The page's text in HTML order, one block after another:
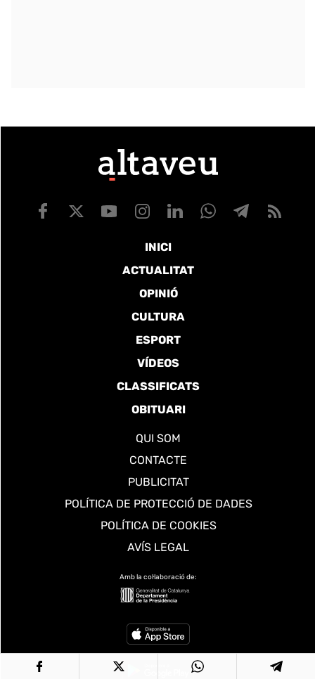
INICI
ACTUALITAT
OPINIÓ
CULTURA
ESPORT
VÍDEOS
CLASSIFICATS
OBITUARI
QUI SOM
CONTACTE
PUBLICITAT
POLÍTICA DE PROTECCIÓ DE DADES
POLÍTICA DE COOKIES
AVÍS LEGAL
Amb la col·laboració de: